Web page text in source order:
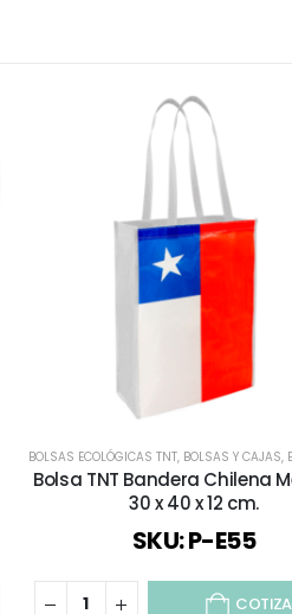
BOLSAS ECOLÓGICAS TNT, BOLSAS Y CAJAS,
Bolsa TNT Bandera Chilena
30 x 40 x 12 cm.
SKU: P-E55